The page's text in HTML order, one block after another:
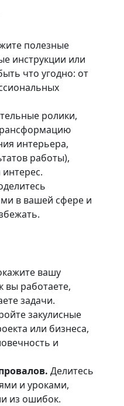
полезные
инструкции или
что угодно: от
ролики,
интерьера,
работы),
в вашей сфере и
вашу
вы работаете,
задачи.
закулисные
или бизнеса,
и
Делитесь
и уроками,
из ошибок.